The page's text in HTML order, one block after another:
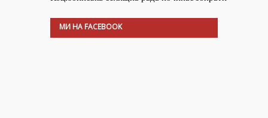
МИ НА FACEBOOK